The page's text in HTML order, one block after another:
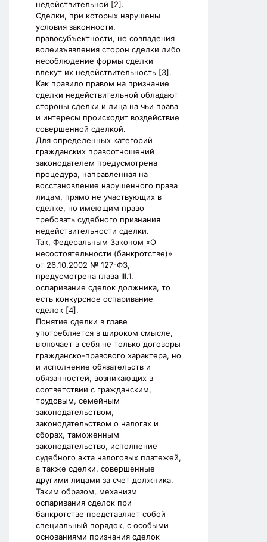
недействительной [2].
Сделки, при которых нарушены
условия законности,
правосубъектности, не совпадения
волеизъявления сторон сделки либо
несоблюдение формы сделки
влекут их недействительность [3].
Как правило правом на признание
сделки недействительной обладают
стороны сделки и лица на чьи права
и интересы происходит воздействие
совершенной сделкой.
Для определенных категорий
гражданских правоотношений
законодателем предусмотрена
процедура, направленная на
восстановление нарушенного права
лицам, прямо не участвующих в
сделке, но имеющим право
требовать судебного признания
недействительности сделки.
Так, Федеральным Законом «О
несостоятельности (банкротстве)»
от 26.10.2002 № 127-ФЗ,
предусмотрена глава III.1.
оспаривание сделок должника, то
есть конкурсное оспаривание
сделок [4].
Понятие сделки в главе
употребляется в широком смысле,
включает в себя не только договоры
гражданско-правового характера, но
и исполнение обязательств и
обязанностей, возникающих в
соответствии с гражданским,
трудовым, семейным
законодательством,
законодательством о налогах и
сборах, таможенным
законодательство, исполнение
судебного акта налоговых платежей,
а также сделки, совершенные
другими лицами за счет должника.
Таким образом, механизм
оспаривания сделок при
банкротстве представляет собой
специальный порядок, с особыми
основаниями признания сделок